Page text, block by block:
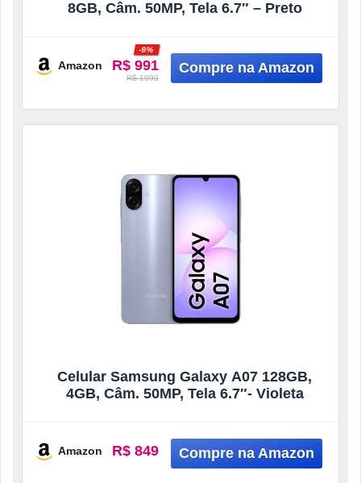
8GB, Câm. 50MP, Tela 6.7″ – Preto
Amazon R$ 991
-9%
R$ 1099
Celular Samsung Galaxy A07 128GB,
4GB, Câm. 50MP, Tela 6.7″- Violeta
Amazon R$ 849